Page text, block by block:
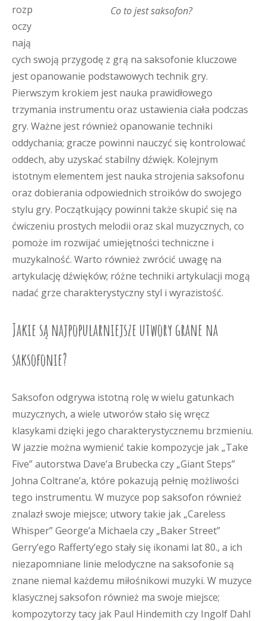
Co to jest saksofon?
rozp
oczy
nają
cych swoją przygodę z grą na saksofonie kluczowe
jest opanowanie podstawowych technik gry.
Pierwszym krokiem jest nauka prawidłowego
trzymania instrumentu oraz ustawienia ciała podczas
gry. Ważne jest również opanowanie techniki
oddychania; gracze powinni nauczyć się kontrolować
oddech, aby uzyskać stabilny dźwięk. Kolejnym
istotnym elementem jest nauka strojenia saksofonu
oraz dobierania odpowiednich stroików do swojego
stylu gry. Początkujący powinni także skupić się na
ćwiczeniu prostych melodii oraz skal muzycznych, co
pomoże im rozwijać umiejętności techniczne i
muzykalność. Warto również zwrócić uwagę na
artykulację dźwięków; różne techniki artykulacji mogą
nadać grze charakterystyczny styl i wyrazistość.
Jakie są najpopularniejsze utwory grane na
saksofonie?
Saksofon odgrywa istotną rolę w wielu gatunkach
muzycznych, a wiele utworów stało się wręcz
klasykami dzięki jego charakterystycznemu brzmieniu.
W jazzie można wymienić takie kompozycje jak „Take
Five” autorstwa Dave’a Brubecka czy „Giant Steps”
Johna Coltrane’a, które pokazują pełnię możliwości
tego instrumentu. W muzyce pop saksofon również
znalazł swoje miejsce; utwory takie jak „Careless
Whisper” George’a Michaela czy „Baker Street”
Gerry’ego Rafferty’ego stały się ikonami lat 80., a ich
niezapomniane linie melodyczne na saksofonie są
znane niemal każdemu miłośnikowi muzyki. W muzyce
klasycznej saksofon również ma swoje miejsce;
kompozytorzy tacy jak Paul Hindemith czy Ingolf Dahl